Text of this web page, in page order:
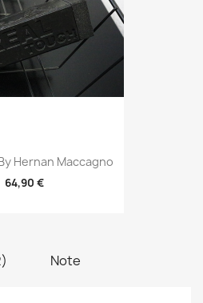
Hernan Maccagno
64,90 €
Note